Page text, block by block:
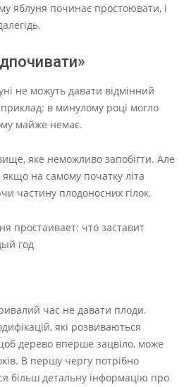
яблуня починає простоювати, і
не можуть давати відмінний
в минулому році могло
майже немає.
яке неможливо запобігти. Але
на самому початку літа
частину плодоносних гілок.
час не давати плоди.
які розвиваються
дерево вперше зацвіло, може
В першу чергу потрібно
більш детальну інформацію про